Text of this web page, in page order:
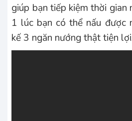
giúp bạn tiếp kiệm thời gian
1 lúc bạn có thể nấu được
kế 3 ngăn nướng thật tiện